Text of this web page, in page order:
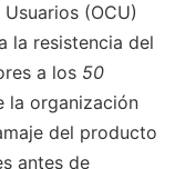
(OCU)
la resistencia del
a los 50
la organización
del producto
antes de